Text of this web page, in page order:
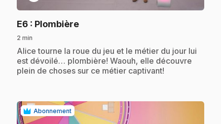
E6 : Plombière.
2 min
.Alice tourne la roue du jeu et le métier du jour lui
est dévoilé… plombière! Waouh, elle découvre
plein de choses sur ce métier captivant!
Abonnement